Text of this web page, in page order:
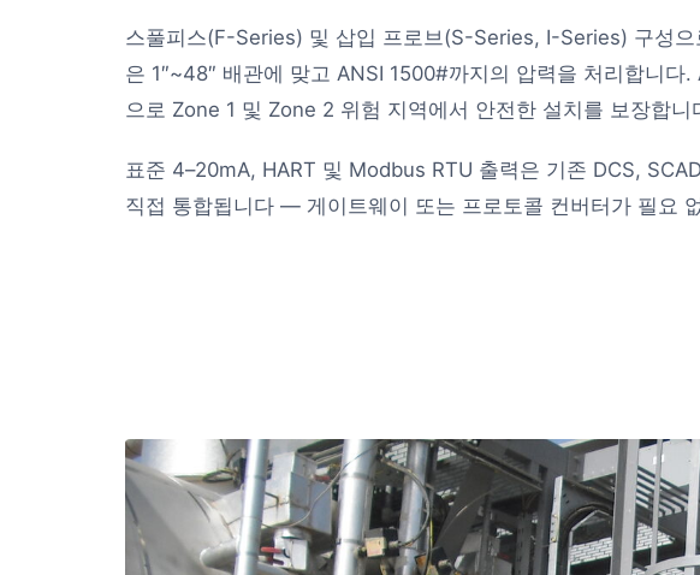
스풀피스(F-Series) 및 삽입 프로브(S-Series, I-Series) 구성
은 1″~48″ 배관에 맞고 ANSI 1500#까지의 압력을 처리합니다.
으로 Zone 1 및 Zone 2 위험 지역에서 안전한 설치를 보장합니
표준 4–20mA, HART 및 Modbus RTU 출력은 기존 DCS,
직접 통합됩니다 — 게이트웨이 또는 프로토콜 컨버터가 필요